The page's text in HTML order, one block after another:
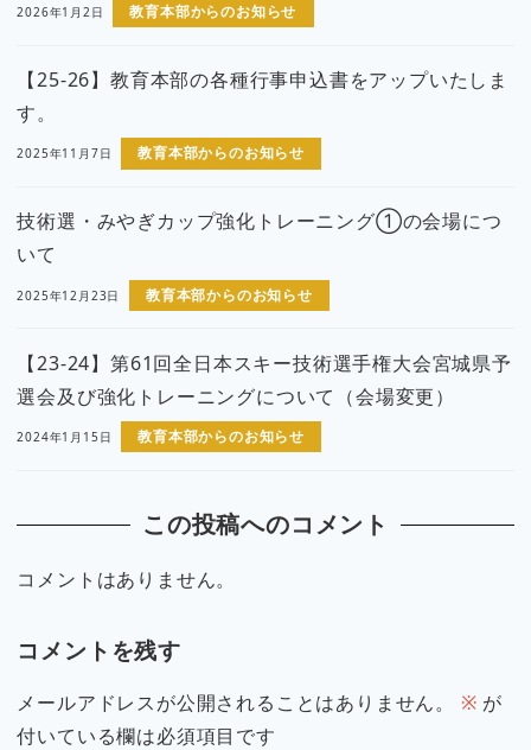
2026年1月2日 教育本部からのお知らせ
【25-26】教育本部の各種行事申込書をアップいたしま
す。
2025年11月7日 教育本部からのお知らせ
技術選・みやぎカップ強化トレーニング①の会場につ
いて
2025年12月23日 教育本部からのお知らせ
【23-24】第61回全日本スキー技術選手権大会宮城県予
選会及び強化トレーニングについて（会場変更）
2024年1月15日 教育本部からのお知らせ
この投稿へのコメント
コメントはありません。
コメントを残す
メールアドレスが公開されることはありません。 ※ が
付いている欄は必須項目です